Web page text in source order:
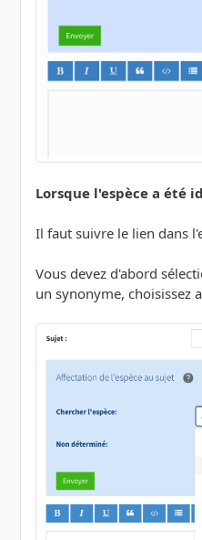
Lorsque l'espèce a été
Il faut suivre le lien dans
Vous devez d'abord
un synonyme, choisissez